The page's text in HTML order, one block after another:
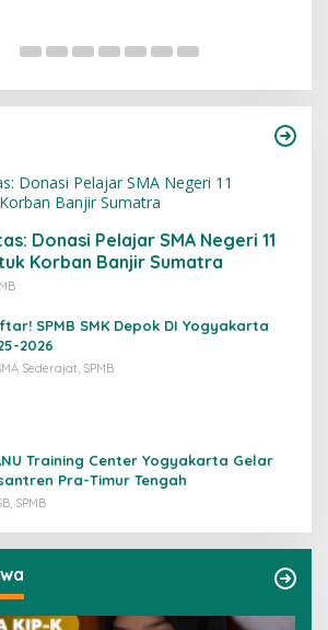
Donasi Pelajar SMA Negeri 11
Korban Banjir Sumatra
SPMB SMK Depok DI Yogyakarta
2026
Sederajat, SPMB
Training Center Yogyakarta Gelar
Pra-Timur Tengah
SPMB